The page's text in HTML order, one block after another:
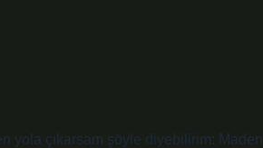
yola çıkarsam şöyle diyebilirim: Maden